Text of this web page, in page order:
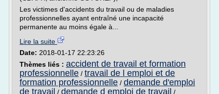
Les victimes d'accidents du travail ou de maladies
professionnelles ayant entraîné une incapacité
permanente au moins égale à...
Lire la suite
Date: 2018-01-17 22:23:26
Thèmes liés : accident de travail et formation
professionnelle / travail de l emploi et de
formation professionnelle / demande d'emploi
de travail / demande d emploi de travail /